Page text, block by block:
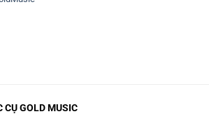
CỤ GOLD MUSIC